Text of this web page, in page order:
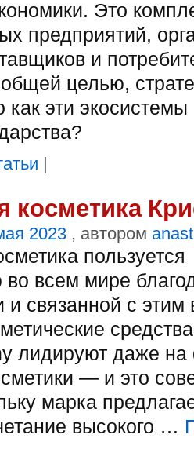
Это
предприятий,
и
целью,
эти
|
косметика
2023 , автором
пользуется
во всем мире
связанной с этим
лидируют даже на
— и это
марка
высокого …